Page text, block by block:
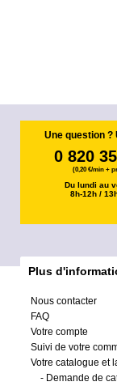
Une question ?
0 820
(0,20 €/min +
Du lundi au
8h-12h /
Plus
Nous contacter
FAQ
Votre compte
Suivi de votre
Votre catalogue
- Demande de